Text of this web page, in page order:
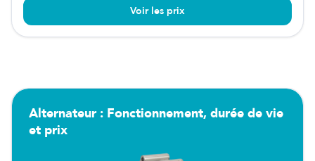
Voir les prix
Alternateur : Fonctionnement, durée de vie
et prix